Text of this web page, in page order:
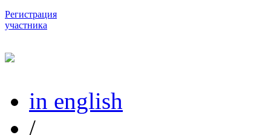
Регистрация
участника
in english
/